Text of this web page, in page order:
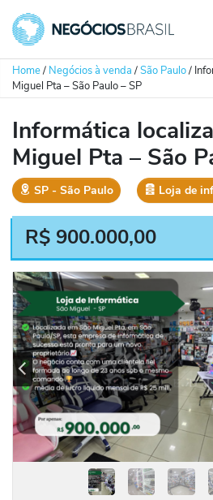
Home/ Negócios à venda/São Paulo/
Miguel Pta – São Paulo – SP
Informática
Miguel Pta – São
SP ‐ São Paulo Loja de
R$ 900.000,00
Previous